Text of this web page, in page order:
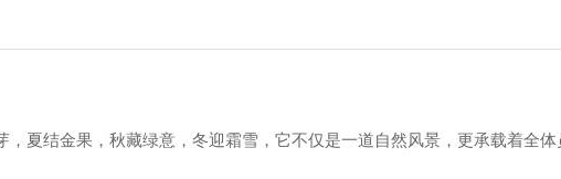
夏结金果，秋藏绿意，冬迎霜雪，它不仅是一道自然风景，更承载着全体